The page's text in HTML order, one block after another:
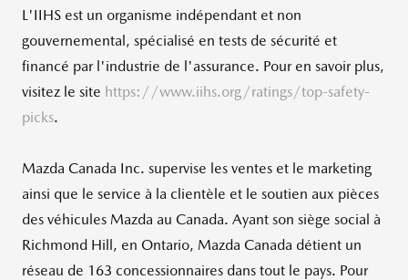
L'IIHS est un organisme indépendant et non
gouvernemental, spécialisé en tests de sécurité et
financé par l'industrie de l'assurance. Pour en savoir plus,
visitez le site https://www.iihs.org/ratings/top-safety-
picks.
Mazda Canada Inc. supervise les ventes et le marketing
ainsi que le service à la clientèle et le soutien aux pièces
des véhicules Mazda au Canada. Ayant son siège social à
Richmond Hill, en Ontario, Mazda Canada détient un
réseau de 163 concessionnaires dans tout le pays. Pour